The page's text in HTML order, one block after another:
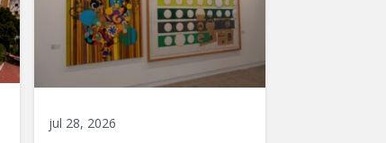
jul 28, 2026